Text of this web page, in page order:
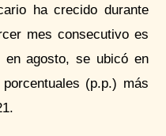
ha crecido durante
mes consecutivo es
en agosto, se ubicó en
(p.p.) más